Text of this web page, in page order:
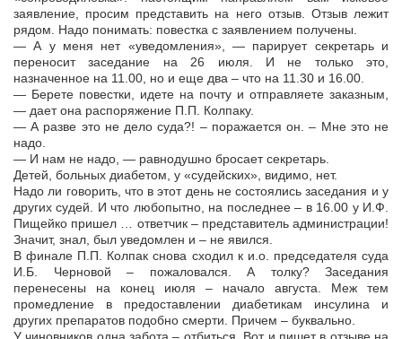
заявление, просим представить на него отзыв. Отзыв лежит
рядом. Надо понимать: повестка с заявлением получены.
— А у меня нет «уведомления», — парирует секретарь и
переносит заседание на 26 июля. И не только это,
назначенное на 11.00, но и еще два – что на 11.30 и 16.00.
— Берете повестки, идете на почту и отправляете заказным,
— дает она распоряжение П.П. Колпаку.
— А разве это не дело суда?! – поражается он. – Мне это не
надо.
— И нам не надо, — равнодушно бросает секретарь.
Детей, больных диабетом, у «судейских», видимо, нет.
Надо ли говорить, что в этот день не состоялись заседания и у
других судей. И что любопытно, на последнее – в 16.00 у И.Ф.
Пищейко пришел … ответчик – представитель администрации!
Значит, знал, был уведомлен и – не явился.
В финале П.П. Колпак снова сходил к и.о. председателя суда
И.Б. Черновой – пожаловался. А толку? Заседания
перенесены на конец июля – начало августа. Меж тем
промедление в предоставлении диабетикам инсулина и
других препаратов подобно смерти. Причем – буквально.